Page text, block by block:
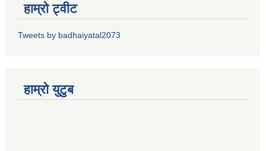
हाम्रो ट्वीट
Tweets by badhaiyatal2073
हाम्रो युटुब